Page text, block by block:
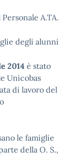
A.TA.
degli alunni
2014 è stato
Unicobas
di lavoro del
le famiglie
della O. S.,